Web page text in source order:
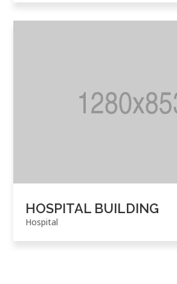
HOSPITAL BUILDING
Hospital